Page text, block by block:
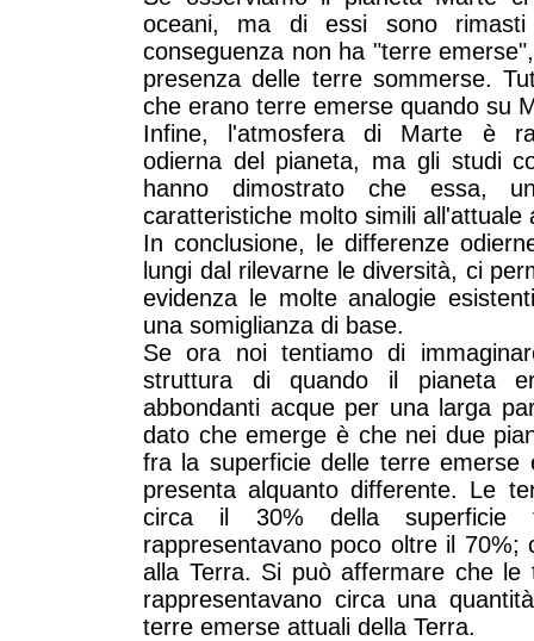
oceani, ma di essi sono
conseguenza non ha "terre
presenza delle terre sommerse.
che erano terre emerse quando su
Infine, l'atmosfera di Marte è
odierna del pianeta, ma gli studi
hanno dimostrato che essa,
caratteristiche molto simili all'attuale
In conclusione, le differenze
lungi dal rilevarne le diversità, ci
evidenza le molte analogie
una somiglianza di base.
Se ora noi tentiamo di
struttura di quando il pianeta
abbondanti acque per una larga
dato che emerge è che nei due
fra la superficie delle terre emerse
presenta alquanto differente. Le
circa il 30% della superficie
rappresentavano poco oltre il
alla Terra. Si può affermare che le
rappresentavano circa una
terre emerse attuali della Terra.